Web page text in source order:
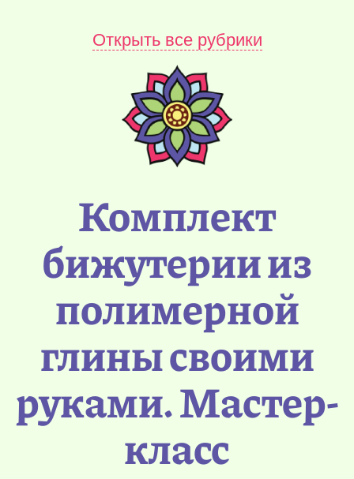
Открыть все рубрики
Комплект
бижутерии из
полимерной
глины своими
руками. Мастер-
класс